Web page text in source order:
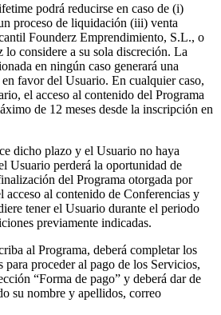
podrá reducirse en caso de (i)
proceso de liquidación (iii) venta
Founderz Emprendimiento, S.L., o
considere a su sola discreción. La
en ningún caso generará una
favor del Usuario. En cualquier caso,
el acceso al contenido del Programa
de 12 meses desde la inscripción en
dicho plazo y el Usuario no haya
Usuario perderá la oportunidad de
del Programa otorgada por
al contenido de Conferencias y
tener el Usuario durante el periodo
previamente indicadas.
al Programa, deberá completar los
para proceder al pago de los Servicios,
“Forma de pago” y deberá dar de
su nombre y apellidos, correo